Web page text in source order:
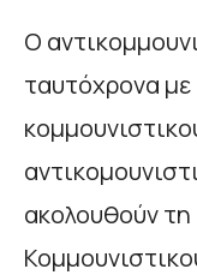
Ο
ταυτόχρονα
ακολουθούν